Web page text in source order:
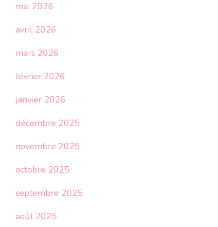
mai 2026
avril 2026
mars 2026
février 2026
janvier 2026
décembre 2025
novembre 2025
octobre 2025
septembre 2025
août 2025